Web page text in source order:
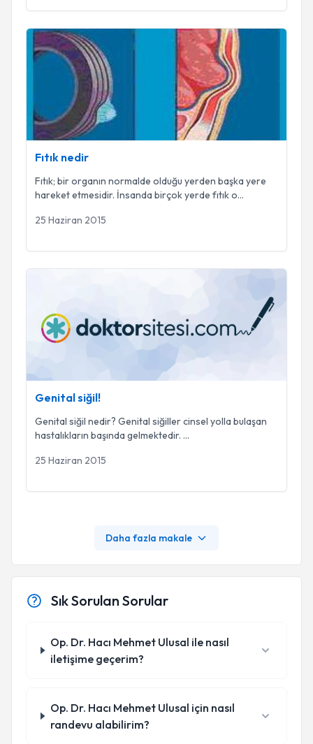
Fıtık nedir
Fıtık nedir
Fıtık; bir organın normalde olduğu yerden başka yere
hareket etmesidir. İnsanda birçok yerde fıtık o...
25 Haziran 2015
Genital siğil!
Genital siğil nedir? Genital siğiller cinsel yolla bulaşan
hastalıkların başında gelmektedir. ...
25 Haziran 2015
Daha fazla makale
Sık Sorulan Sorular
Op. Dr. Hacı Mehmet Ulusal ile nasıl
iletişime geçerim?
Op. Dr. Hacı Mehmet Ulusal için nasıl
randevu alabilirim?